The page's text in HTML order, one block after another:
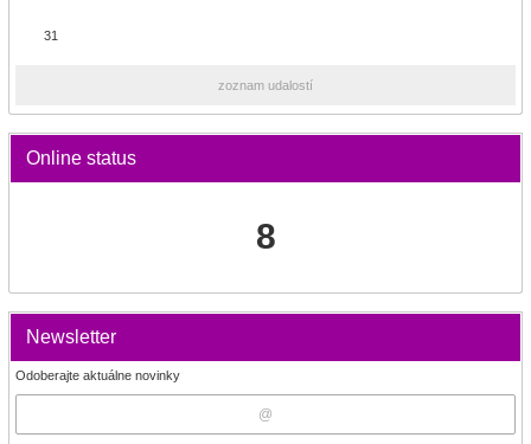
31
zoznam udalostí
Online status
8
Newsletter
Odoberajte aktuálne novinky